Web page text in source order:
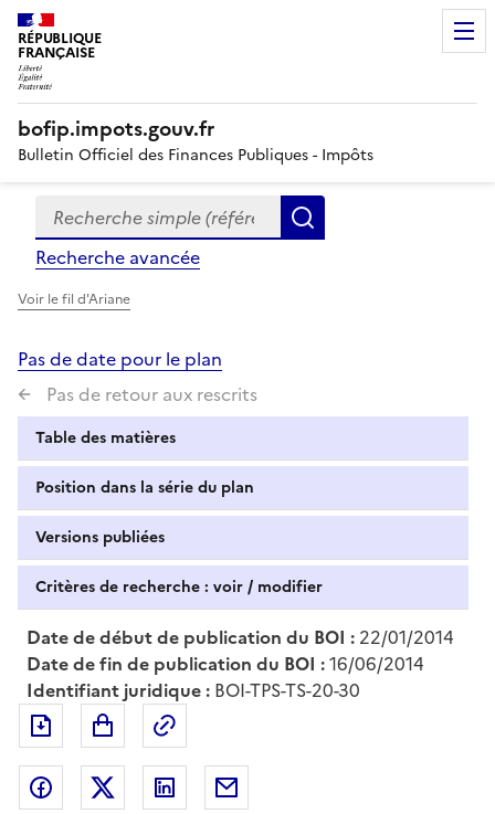
RÉPUBLIQUE
FRANÇAISE
bofip.impots.gouv.fr
Bulletin Officiel des Finances Publiques - Impôts
Formulaire
de
recherche
Recherche simple (références, mots clés, partie du
Recherche avancée
Voir le fil d'Ariane
Pas de date pour le plan
Pas de retour aux rescrits
Table des matières
Position dans la série du plan
Versions publiées
Critères de recherche : voir / modifier
Date de début de publication du BOI : 22/01/2014
Date de fin de publication du BOI :16/06/2014
Identifiant juridique : BOI-TPS-TS-20-30
Exporter le document au format pdf
Partager sur Facebook
Partager sur Twitter
Partager sur LinkedIn